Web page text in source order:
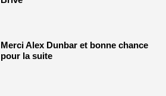
Merci Alex Dunbar et bonne chance
pour la suite